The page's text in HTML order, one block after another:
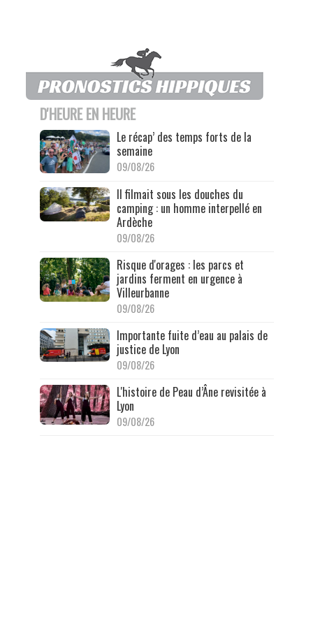
D'HEURE EN HEURE
Le récap’ des temps forts de la
semaine
09/08/26
Il filmait sous les douches du
camping : un homme interpellé en
Ardèche
09/08/26
Risque d'orages : les parcs et
jardins ferment en urgence à
Villeurbanne
09/08/26
Importante fuite d’eau au palais de
justice de Lyon
09/08/26
L'histoire de Peau d’Âne revisitée à
Lyon
09/08/26